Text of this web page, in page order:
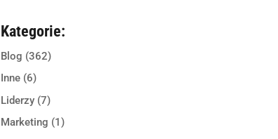
Kategorie:
Blog (362)
Inne (6)
Liderzy (7)
Marketing (1)